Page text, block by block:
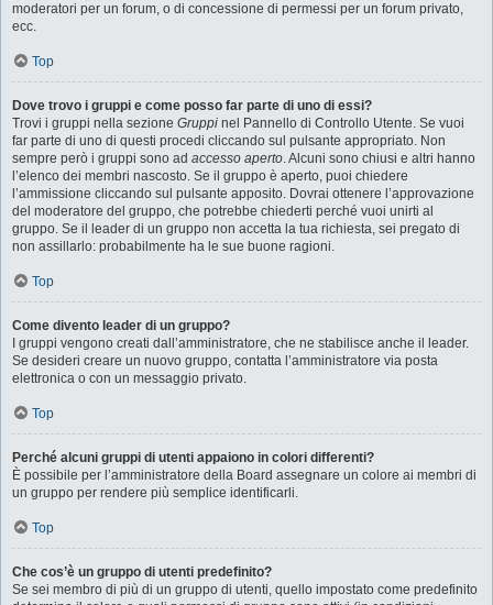
moderatori per un forum, o di concessione di permessi per un forum privato,
ecc.
Top
Dove trovo i gruppi e come posso far parte di uno di essi?
Trovi i gruppi nella sezione Gruppi nel Pannello di Controllo Utente. Se vuoi
far parte di uno di questi procedi cliccando sul pulsante appropriato. Non
sempre però i gruppi sono ad accesso aperto. Alcuni sono chiusi e altri hanno
l’elenco dei membri nascosto. Se il gruppo è aperto, puoi chiedere
l’ammissione cliccando sul pulsante apposito. Dovrai ottenere l’approvazione
del moderatore del gruppo, che potrebbe chiederti perché vuoi unirti al
gruppo. Se il leader di un gruppo non accetta la tua richiesta, sei pregato di
non assillarlo: probabilmente ha le sue buone ragioni.
Top
Come divento leader di un gruppo?
I gruppi vengono creati dall’amministratore, che ne stabilisce anche il leader.
Se desideri creare un nuovo gruppo, contatta l’amministratore via posta
elettronica o con un messaggio privato.
Top
Perché alcuni gruppi di utenti appaiono in colori differenti?
È possibile per l’amministratore della Board assegnare un colore ai membri di
un gruppo per rendere più semplice identificarli.
Top
Che cos’è un gruppo di utenti predefinito?
Se sei membro di più di un gruppo di utenti, quello impostato come predefinito